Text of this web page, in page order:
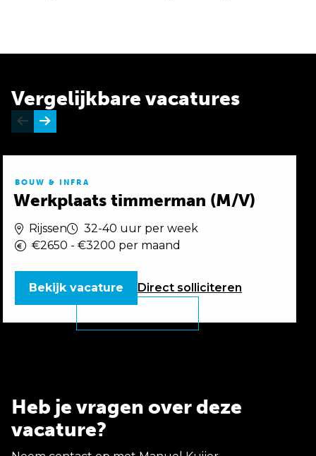
Vergelijkbare vacatures
BOUW & INFRA
Werkplaats timmerman (M/V)
Rijssen
32-40 uur per week
€2650 - €3200 per maand
Direct solliciteren
Bekijk vacature
Heb je vragen over deze
vacature?